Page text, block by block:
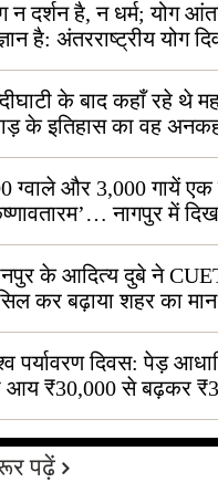
न दर्शन है, न धर्म; योग
है: अंतरराष्ट्रीय योग
के बाद कहाँ रहे थे
के इतिहास का वह
में जीवित है
ग्वाले और 3,000 गायें
नागपुर में
बोले, “ऐसा तो सिर्फ़
के आदित्य दुबे ने
कर बढ़ाया शहर का मान
पर्यावरण दिवस: पेड़
आय ₹30,000 से बढ़कर
पढ़ें